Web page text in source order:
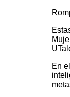
En